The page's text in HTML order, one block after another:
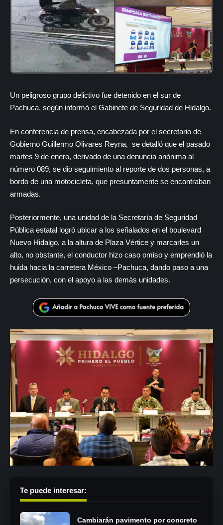
Un peligroso grupo delictivo fue detenido en el sur de
Pachuca, según informó el Gabinete de Seguridad de Hidalgo.
En conferencia de prensa, encabezada por el secretario de
Gobierno Guillermo Olivares Reyna, se detalló que el pasado
martes 9 de enero, derivado de una denuncia anónima al
número 089, se dio seguimiento al reporte de dos personas, a
bordo de una motocicleta, que presuntamente se encontraban
armadas.
Posteriormente, una unidad de la Secretaría de Seguridad
Pública estatal logró ubicar a los señalados en el boulevard
Nuevo Hidalgo, a la altura de Plaza Vértice y marcarles un
alto, no obstante, el conductor hizo caso omiso y emprendió la
huida hacia la carretera México –Pachuca, dando paso a una
persecución, con el apoyo a las demás unidades.
Te puede interesar:
Cambiarán pavimento por concreto